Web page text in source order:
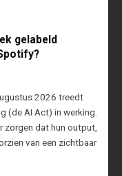
gelabeld
2026 treedt
(de AI Act) in werking.
zorgen dat hun output,
van een zichtbaar